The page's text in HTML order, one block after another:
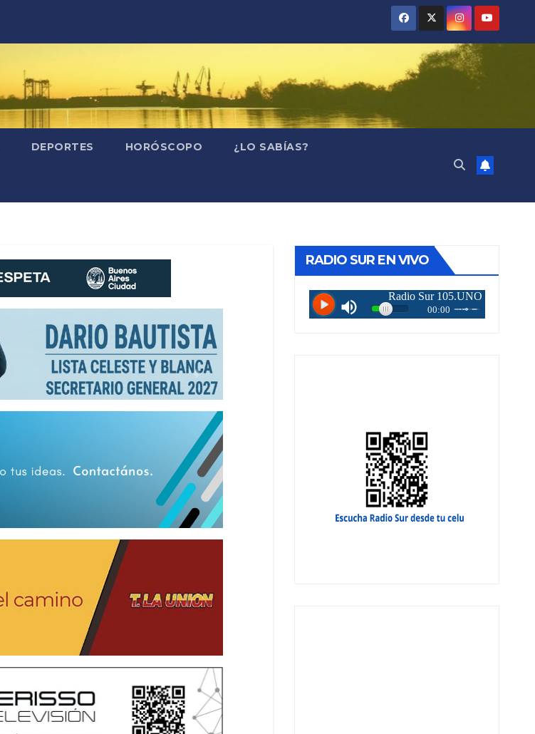
DEPORTES HORÓSCOPO ¿LO SABÍAS?
RADIO SUR EN VIVO